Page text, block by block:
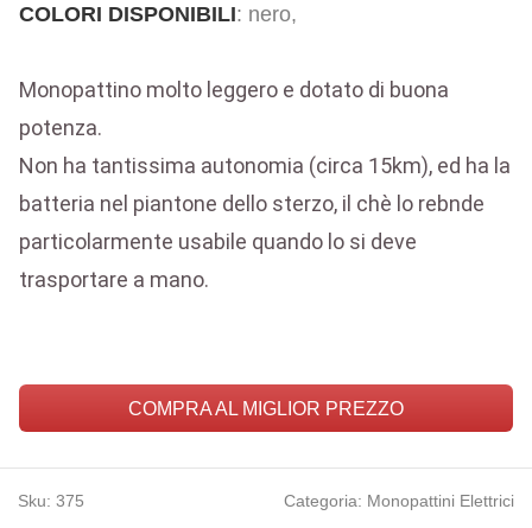
COLORI DISPONIBILI: nero,
Monopattino molto leggero e dotato di buona
potenza.
Non ha tantissima autonomia (circa 15km), ed ha la
batteria nel piantone dello sterzo, il chè lo rebnde
particolarmente usabile quando lo si deve
trasportare a mano.
COMPRA AL MIGLIOR PREZZO
Sku: 375 Categoria: Monopattini Elettrici